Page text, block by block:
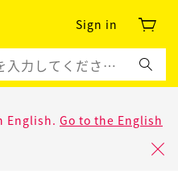
Sign in
English. Go to the English